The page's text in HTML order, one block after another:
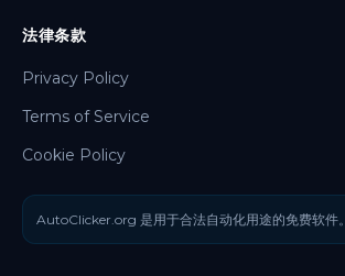
法律条款
Privacy Policy
Terms of Service
Cookie Policy
AutoClicker.org 是用于合法自动化用途的免费软件。